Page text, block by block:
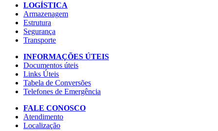
LOGÍSTICA
Armazenagem
Estrutura
Segurança
Transporte
INFORMAÇÕES ÚTEIS
Documentos úteis
Links Úteis
Tabela de Conversões
Telefones de Emergência
FALE CONOSCO
Atendimento
Localização